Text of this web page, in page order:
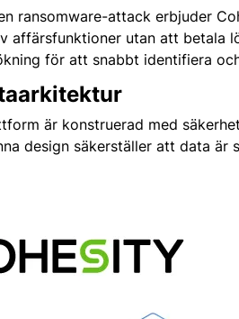
ransomware-attack erbjuder
affärsfunktioner utan att betala
för att snabbt identifiera
är konstruerad med
design säkerställer att data